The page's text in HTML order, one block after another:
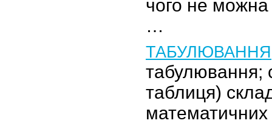
чого не можна
…
ТАБУЛЮВАННЯ
табулювання;
таблиця)